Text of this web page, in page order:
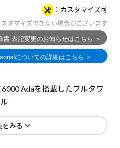
カスタマイズ可
タマイズできない場合がございます
Adaを搭載したフルタワ
をみる